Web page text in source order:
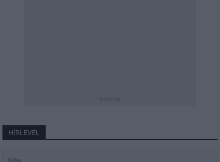
HÍRLEVÉL